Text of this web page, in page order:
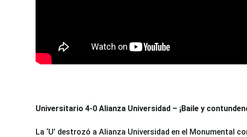
Universitario 4-0 Alianza Universidad – ¡Baile y
La ‘U’ destrozó a Alianza Universidad en el Monumental